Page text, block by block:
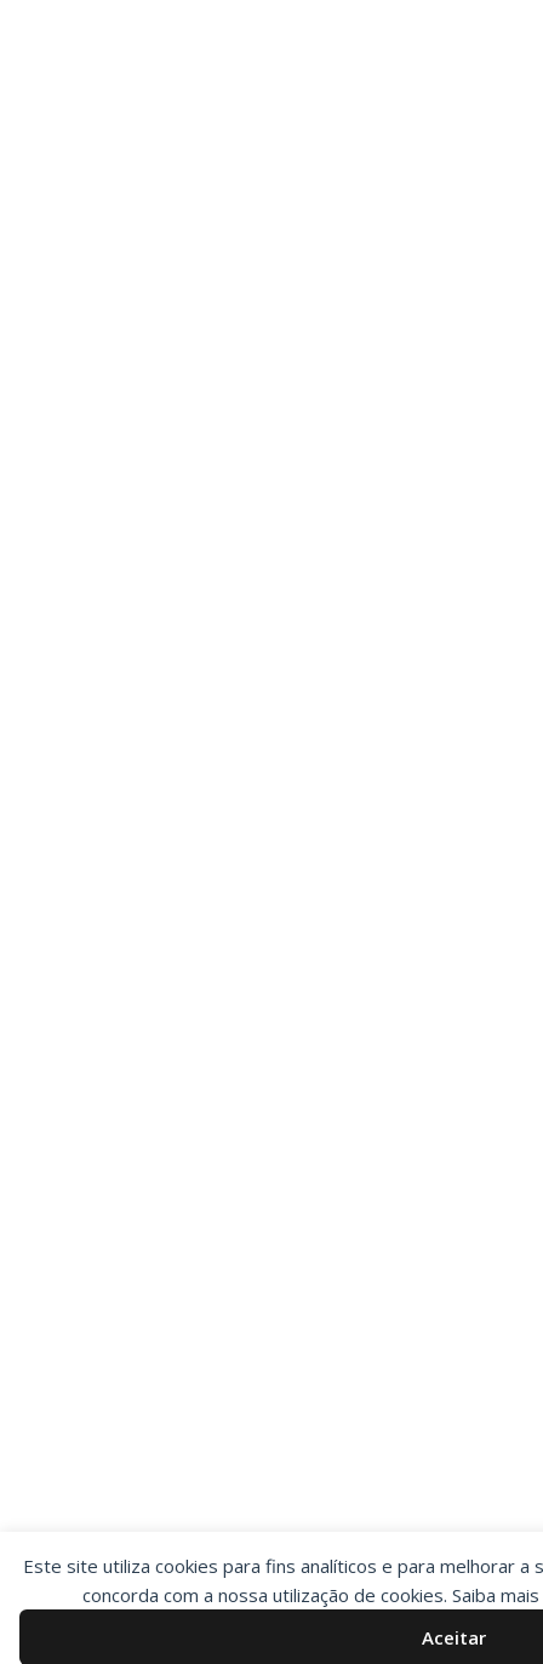
Este site utiliza cookies para fins analíticos e para melhorar a
concorda com a nossa utilização de cookies. Saiba
Aceitar